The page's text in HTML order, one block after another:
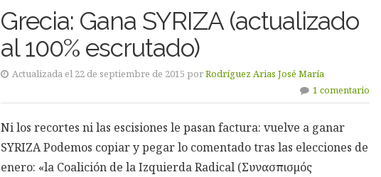
Grecia: Gana SYRIZA (actualizado
al 100% escrutado)
Actualizada el 22 de septiembre de 2015 porRodríguez Arias José María
1 comentario
Ni los recortes ni las escisiones le pasan factura: vuelve a ganar
SYRIZA Podemos copiar y pegar lo comentado tras las elecciones de
enero: «la Coalición de la Izquierda Radical (Συνασπισμός